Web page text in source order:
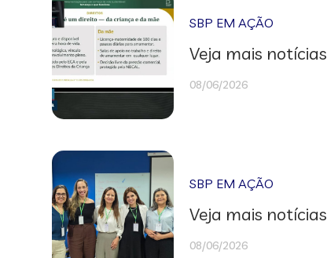
SBP EM AÇÃO
Veja mais notícias
08/06/2026
SBP EM AÇÃO
Veja mais notícias
08/06/2026